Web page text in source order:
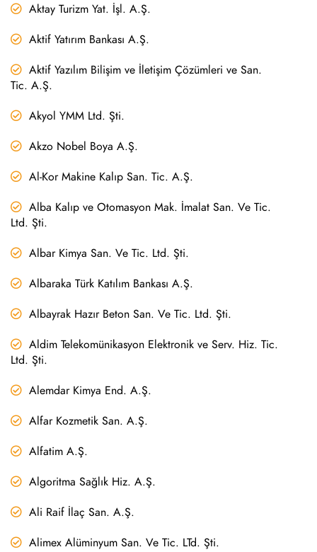
Aktay Turizm Yat. İşl. A.Ş.
Aktif Yatırım Bankası A.Ş.
Aktif Yazılım Bilişim ve İletişim Çözümleri ve San.
Tic. A.Ş.
Akyol YMM Ltd. Şti.
Akzo Nobel Boya A.Ş.
Al-Kor Makine Kalıp San. Tic. A.Ş.
Alba Kalıp ve Otomasyon Mak. İmalat San. Ve Tic.
Ltd. Şti.
Albar Kimya San. Ve Tic. Ltd. Şti.
Albaraka Türk Katılım Bankası A.Ş.
Albayrak Hazır Beton San. Ve Tic. Ltd. Şti.
Aldim Telekomünikasyon Elektronik ve Serv. Hiz. Tic.
Ltd. Şti.
Alemdar Kimya End. A.Ş.
Alfar Kozmetik San. A.Ş.
Alfatim A.Ş.
Algoritma Sağlık Hiz. A.Ş.
Ali Raif İlaç San. A.Ş.
Alimex Alüminyum San. Ve Tic. LTd. Şti.